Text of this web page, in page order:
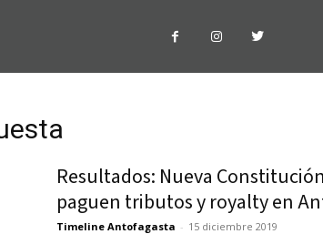
Resultados: Nueva
paguen tributos y royalty en
Timeline Antofagasta - 15 diciembre 2019